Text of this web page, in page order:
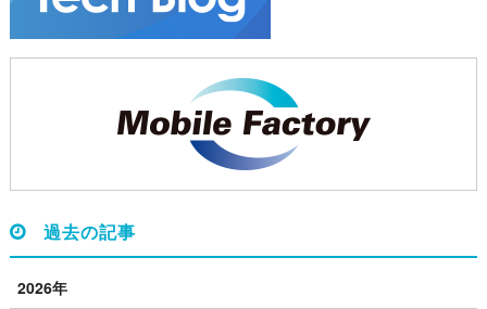
過去の記事
2026年